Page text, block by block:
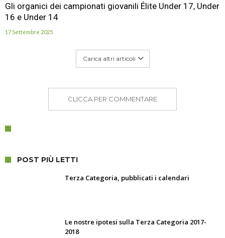
Gli organici dei campionati giovanili Élite Under 17, Under
16 e Under 14
17 Settembre 2025
Carica altri articoli
CLICCA PER COMMENTARE
POST PIÙ LETTI
Terza Categoria, pubblicati i calendari
Le nostre ipotesi sulla Terza Categoria 2017-
2018